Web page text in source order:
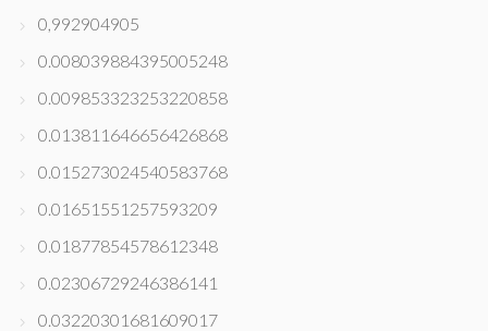
0,992904905
0.008039884395005248
0.009853323253220858
0.013811646656426868
0.015273024540583768
0.01651551257593209
0.01877854578612348
0.02306729246386141
0.03220301681609017